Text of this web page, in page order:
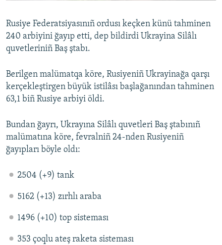
Rusiye Federatsiyasınıñ ordusı keçken künü tahminen
240 arbiyini ğayıp etti, dep bildirdi Ukrayina Silâlı
quvetleriniñ Baş ştabı.
Berilgen malümatqa köre, Rusiyeniñ Ukrayinağa qarşı
kerçekleştirgen büyük istilâsı başlağanından tahminen
63,1 biñ Rusiye arbiyi öldi.
Bundan ğayrı, Ukrayına Silâlı quvetleri Baş ştabınıñ
malümatına köre, fevralniñ 24-nden Rusiyeniñ
ğayıpları böyle oldı:
2504 (+9) tank
5162 (+13) zırhlı araba
1496 (+10) top sisteması
353 çoqlu ateş raketa sisteması